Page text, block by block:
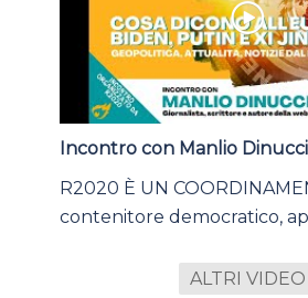
Incontro con Manlio Dinucci
R2020 È UN
contenitore democratico,
ALTRI VIDEO